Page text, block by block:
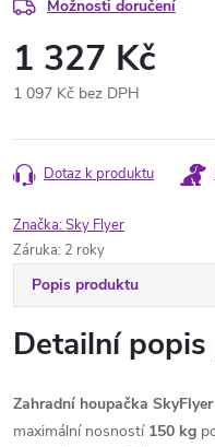
Možnosti doručení
1 327 Kč
1 097 Kč bez DPH
cena:
Dotaz k produktu
Značka:Sky Flyer
Záruka: 2 roky
Popis produktu
Detailní
Zahradní houpačka SkyFlyer
maximální nosností 150 kg